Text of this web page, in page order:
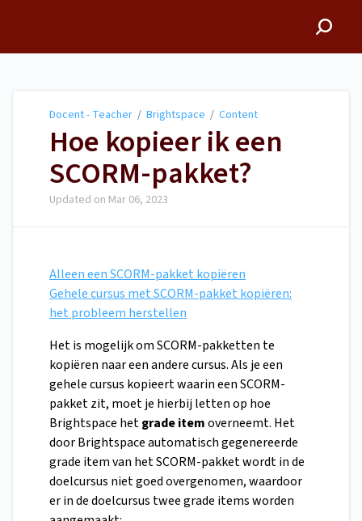
Docent - Teacher / Brightspace / Content
Hoe kopieer ik een
SCORM-pakket?
Updated on Mar 06, 2023
Alleen een SCORM-pakket kopiëren
Gehele cursus met SCORM-pakket kopiëren:
het probleem herstellen
Het is mogelijk om SCORM-pakketten te
kopiëren naar een andere cursus. Als je een
gehele cursus kopieert waarin een SCORM-
pakket zit, moet je hierbij letten op hoe
Brightspace hetgrade itemoverneemt. Het
door Brightspace automatisch gegenereerde
grade item van het SCORM-pakket wordt in de
doelcursus niet goed overgenomen, waardoor
er in de doelcursus twee grade items worden